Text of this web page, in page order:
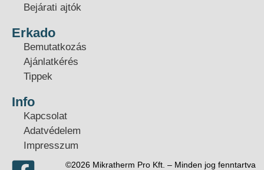
Bejárati ajtók
Erkado
Bemutatkozás
Ajánlatkérés
Tippek
Info
Kapcsolat
Adatvédelem
Impresszum
©2026 Mikratherm Pro Kft. – Minden jog fenntartva​